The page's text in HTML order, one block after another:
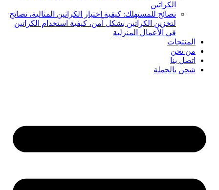
الكراتين
نصائح للمستهلك: كيفية اختيار الكراتين المثالية، نصائح
لتخزين الكراتين بشكل آمن، كيفية استخدام الكراتين
في الأعمال المنزلية
المنتجات
من نحن
اتصل بنا
شحن بالجملة